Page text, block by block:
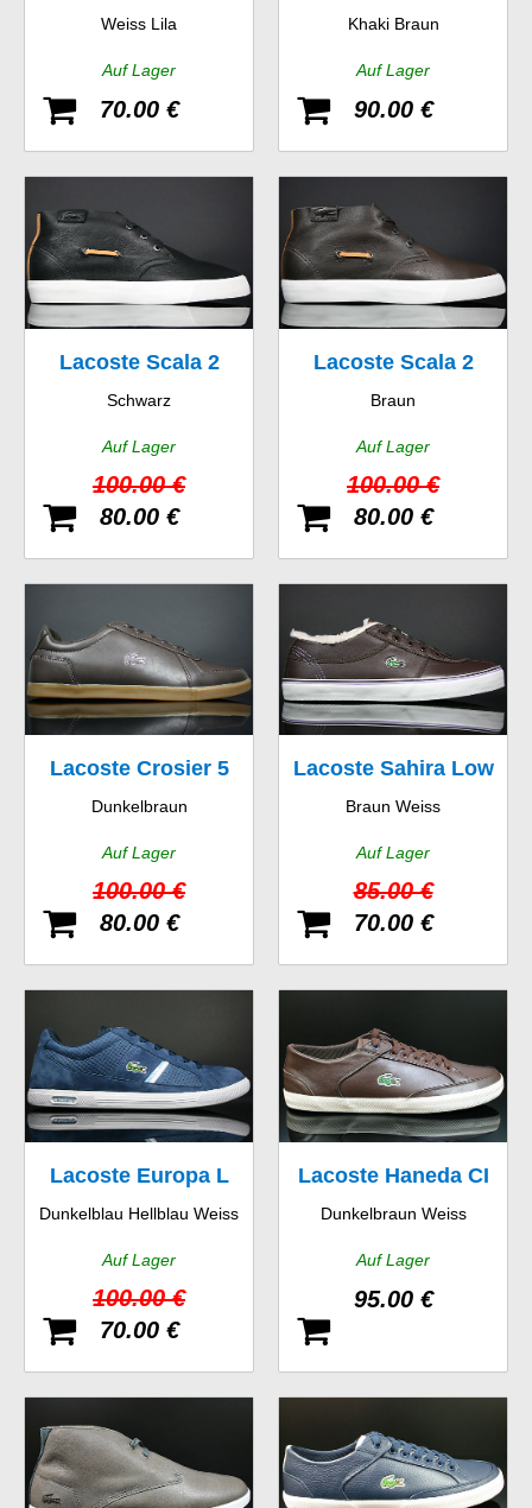
GMP SPW
Weiss Lila
Auf Lager
70.00 €
LB STM
Khaki Braun
Auf Lager
90.00 €
Lacoste Scala 2
SRM LTH
Schwarz
Auf Lager
100.00 €
80.00 €
Lacoste Scala 2
SRM LTH
Braun
Auf Lager
100.00 €
80.00 €
Lacoste Crosier 5
SRM
Dunkelbraun
Auf Lager
100.00 €
80.00 €
Lacoste Sahira Low
Fur SPW LTH
Braun Weiss
Auf Lager
85.00 €
70.00 €
Lacoste Europa L
NG SPM
Dunkelblau Hellblau Weiss
Auf Lager
100.00 €
70.00 €
Lacoste Haneda CI
SPM LTH
Dunkelbraun Weiss
Auf Lager
95.00 €